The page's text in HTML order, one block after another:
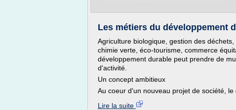
Les métiers du développement
Agriculture biologique, gestion des
chimie verte, éco-tourisme, commerce
développement durable peut prendre de
d'activité.
Un concept ambitieux
Au coeur d'un nouveau projet de société,
Lire la suite